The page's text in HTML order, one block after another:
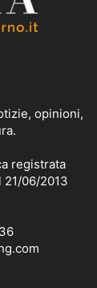
opinioni,
registrata
21/06/2013